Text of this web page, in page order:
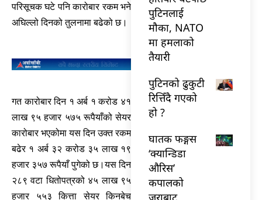
परिसूचक घटे पनि कारोबार रकम भने
अघिल्लो दिनको तुलनामा बढेको छ।
गत कारोबार दिन १ अर्ब १ करोड ४१
लाख ९५ हजार ५७५ रूपैयाँको सेयर
कारोबार भएकोमा यस दिन उक्त रकम
बढेर १ अर्ब ३२ करोड ३५ लाख १९
हजार ३५७ रूपैयाँ पुगेको छ।यस दिन
२८९ वटा धितोपत्रको ४५ लाख ९५
हजार ५५३ कित्ता सेयर किनबेच
पुटिनलाई
मौका, NATO
मा हमलाको
तैयारी
पुटिनको ढुकुटी
रित्तिँदै गएको
हो ?
घातक फङ्गस
‘क्यान्डिडा
औरिस’
कपालको
जराबाट